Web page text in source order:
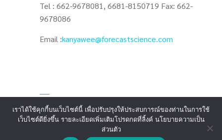
Tel : 662-9678081, 6681-8150719 Fax: 662-
9678086
Email :kanyawee@forecastscience.com
เราได้ใช้คุกกี้บนเว็บไซต์นี้ เพื่อปรับปรุงให้ประสบการณ์ของท่านในการใช้
เว็บไซต์ดียิ่งขึ้น รายละเอียดเพิ่มเติมโปรดกดที่ลิ้งค์ นโยบายความเป็น
ส่วนตัว